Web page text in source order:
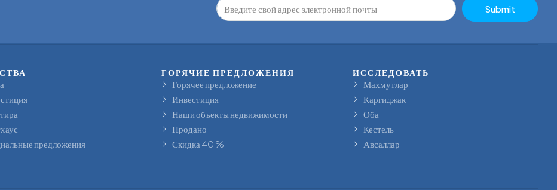
Submit
предложения
ГОРЯЧИЕ ПРЕДЛОЖЕНИЯ
Горячее предложение
Инвестиция
Наши объекты недвижимости
Продано
Скидка 40 %
ИССЛЕДОВАТЬ
Махмутлар
Каргиджак
Оба
Кестель
Авсаллар